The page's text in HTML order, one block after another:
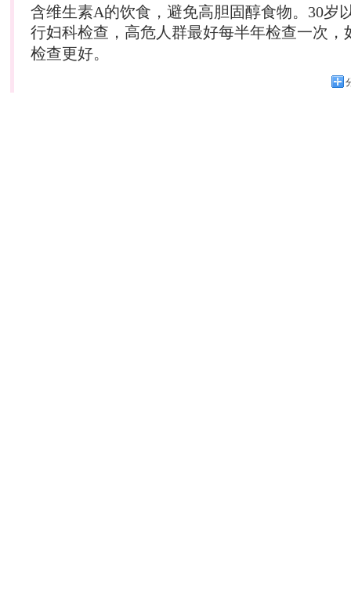
含维生素A的饮食，避免高胆固醇食物。30岁
行妇科检查，高危人群最好每半年检查一次，
检查更好。